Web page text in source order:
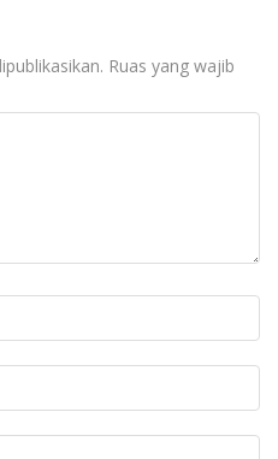
Ruas yang wajib